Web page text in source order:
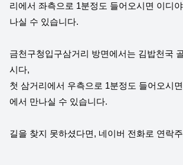
리에서 좌측으로 1분정도 들어오시면 이디
나실 수 있습니다.
금천구청입구삼거리 방면에서는 김밥천국
시다,
첫 삼거리에서 우측으로 1분정도 들어오시
에서 만나실 수 있습니다.
길을 찾지 못하셨다면, 네이버 전화로 연락